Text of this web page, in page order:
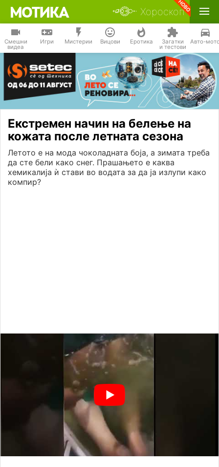
Хороскоп
Смешни
видеа
Игри Мистерии Вицови Еротика Загатки
и тестови
Авто-
Екстремен начин на белење на
кожата после летната сезона
Летото е на мода чоколадната боја, а зимата треба
да сте бели како снег. Прашањето е каква
хемикалија ѝ стави во водата за да ја излупи како
компир?